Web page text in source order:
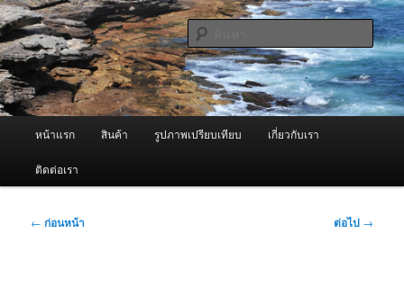
ข้าม
ไป
ยัง
เนื้อหา
หลัก ผู้นำเข้าเครื่องพ่นหมอกควัน Best
Fogger / Fogger One และ อะไหล่
จำหน่ายเครื่องพ่นหมอกควัน คุณภาพดี บริการด้วยความจริงใจ
ค้นหา
หน้าแรก สินค้า รูปภาพเปรียบเทียบ เกี่ยวกับเรา
ติดต่อเรา
เมนู
← ก่อนหน้า ต่อไป →